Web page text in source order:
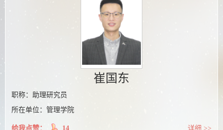
崔国东
职称：助理研究员
所在单位：管理学院
给我点赞： 14 详细 >>